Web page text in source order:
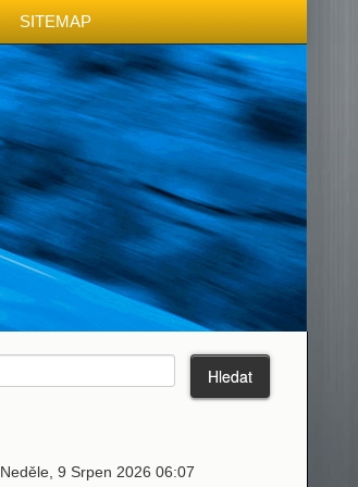
SITEMAP
Neděle, 9 Srpen 2026 06:07